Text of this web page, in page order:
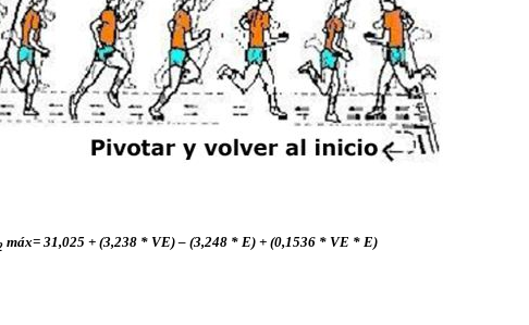
máx= 31,025 + (3,238 * VE) – (3,248 * E) + (0,1536 * VE * E)